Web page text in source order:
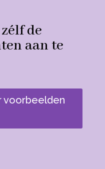
de
aan te
voorbeelden